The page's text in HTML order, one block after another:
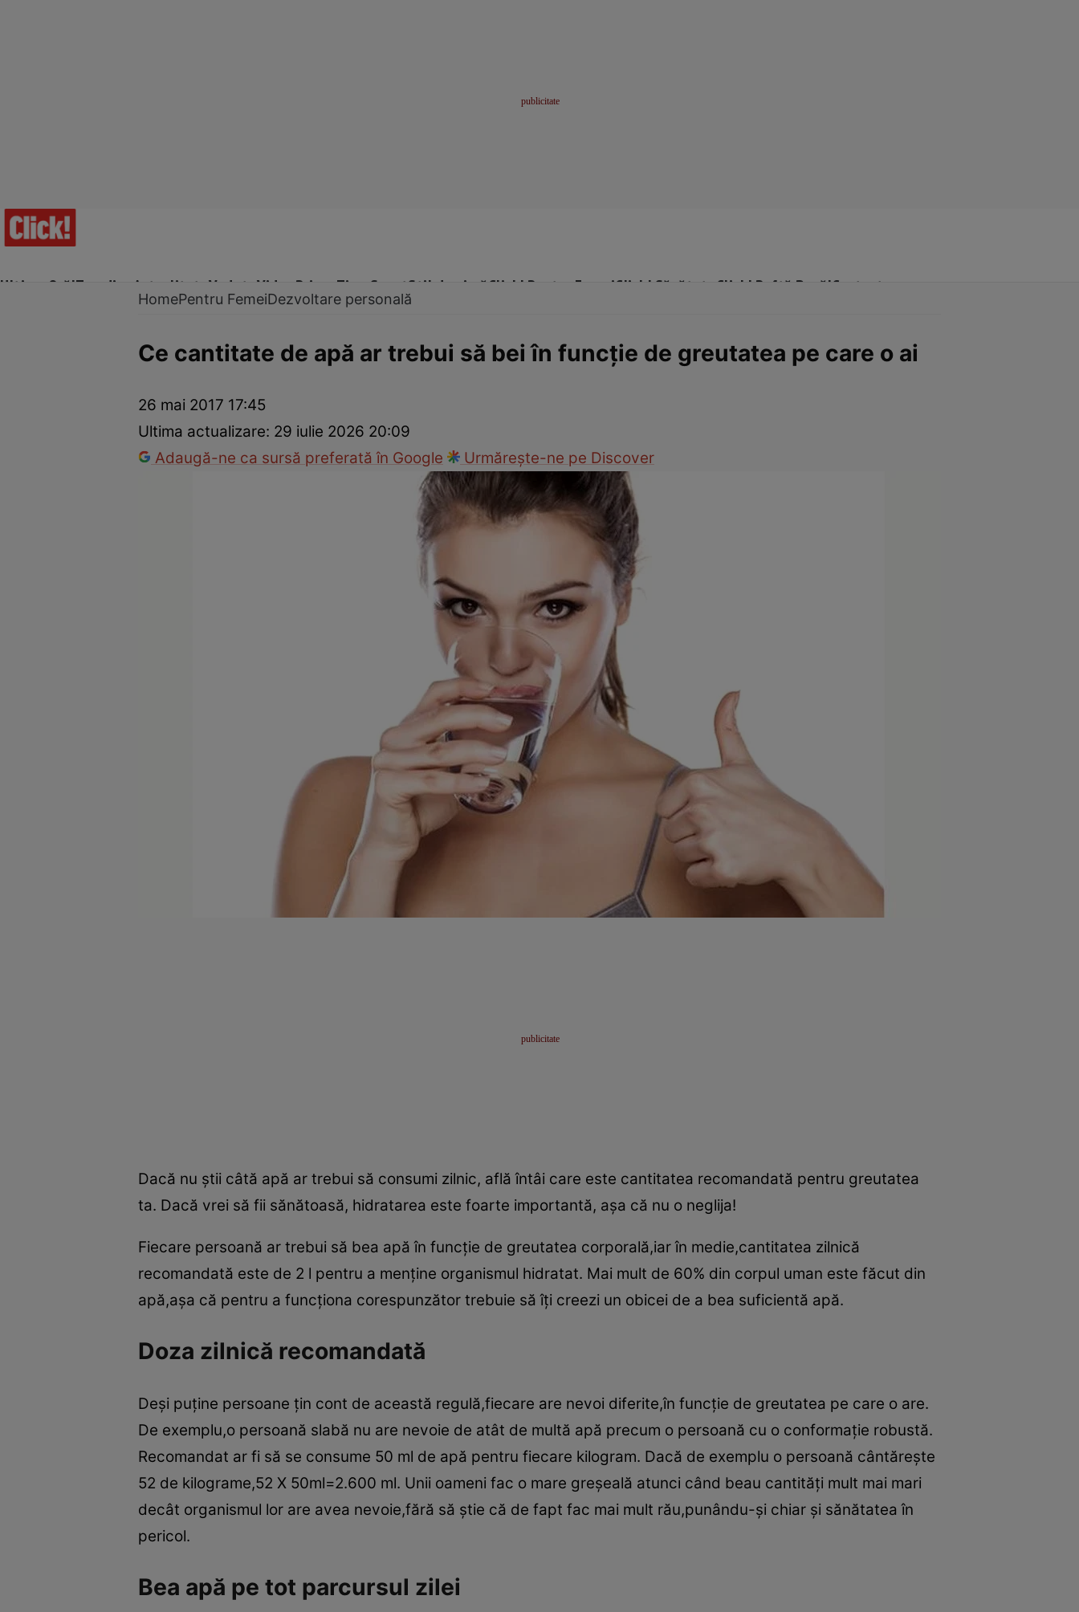
Ultima Oră!Trending Actualitate Vedete Video Prime Time SportStil de viațăClick! Pentru FemeiClick! Sănătate Click! Poftă Bună!Contact
Dezvoltare personalăÎngrijire personalăCasă și grădină
HomePentru FemeiDezvoltare personală
Ce cantitate de apă ar trebui să bei în funcţie de greutatea pe care o ai
26 mai 2017 17:45
Ultima actualizare: 29 iulie 2026 20:09
Adaugă-ne ca sursă preferată în Google
Urmărește-ne pe Discover
Dacă nu ştii câtă apă ar trebui să consumi zilnic, află întâi care este cantitatea recomandată pentru greutatea
ta. Dacă vrei să fii sănătoasă, hidratarea este foarte importantă, aşa că nu o neglija!
Fiecare persoană ar trebui să bea apă în funcţie de greutatea corporală,iar în medie,cantitatea zilnică
recomandată este de 2 l pentru a menţine organismul hidratat. Mai mult de 60% din corpul uman este făcut din
apă,aşa că pentru a funcţiona corespunzător trebuie să îţi creezi un obicei de a bea suficientă apă.
Doza zilnică recomandată
Deşi puţine persoane ţin cont de această regulă,fiecare are nevoi diferite,în funcţie de greutatea pe care o are.
De exemplu,o persoană slabă nu are nevoie de atât de multă apă precum o persoană cu o conformaţie robustă.
Recomandat ar fi să se consume 50 ml de apă pentru fiecare kilogram. Dacă de exemplu o persoană cântăreşte
52 de kilograme,52 X 50ml=2.600 ml. Unii oameni fac o mare greşeală atunci când beau cantităţi mult mai mari
decât organismul lor are avea nevoie,fără să ştie că de fapt fac mai mult rău,punându-şi chiar şi sănătatea în
pericol.
Bea apă pe tot parcursul zilei